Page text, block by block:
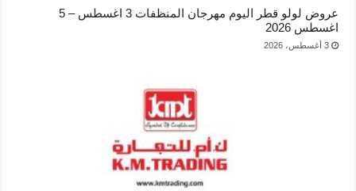
عروض لولو قطر اليوم مهرجان المنظفات 3 اغسطس – 5
اغسطس 2026
3 أغسطس، 2026